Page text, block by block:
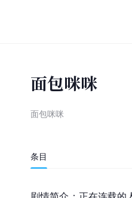
面包咪咪
面包咪咪
条目